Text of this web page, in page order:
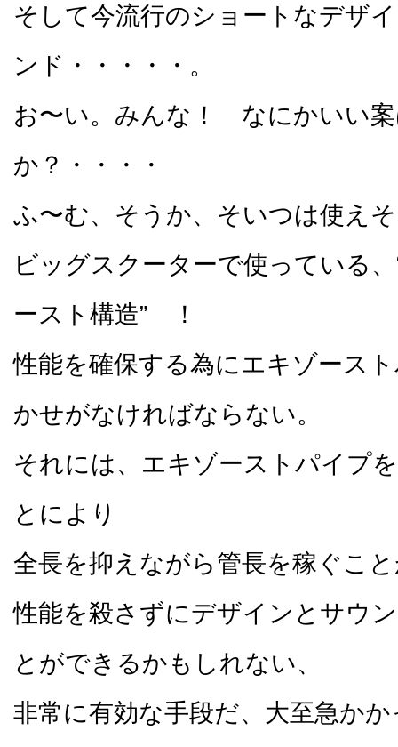
そして今流行のショートなデザ
ンド・・・・・。
お〜い。みんな！ なにかいい
か？・・・・
ふ〜む、そうか、そいつは使え
ビッグスクーターで使っている
ースト構造” ！
性能を確保する為にエキゾース
かせがなければならない。
それには、エキゾーストパイプ
とにより
全長を抑えながら管長を稼ぐこ
性能を殺さずにデザインとサウ
とができるかもしれない、
非常に有効な手段だ、大至急か